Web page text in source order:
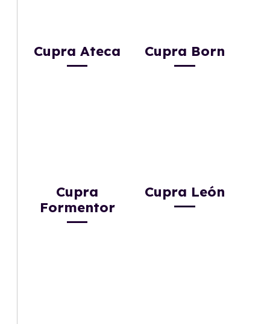
Cupra Ateca Cupra Born
Cupra
Formentor
Cupra León